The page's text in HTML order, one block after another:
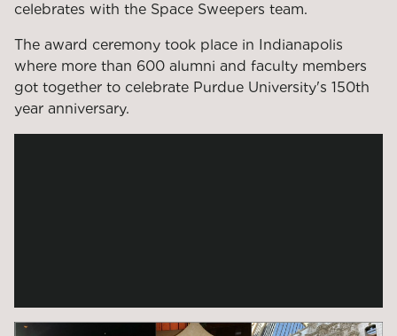
celebrates with the Space Sweepers team.
The award ceremony took place in Indianapolis
where more than 600 alumni and faculty members
got together to celebrate Purdue University's 150th
year anniversary.